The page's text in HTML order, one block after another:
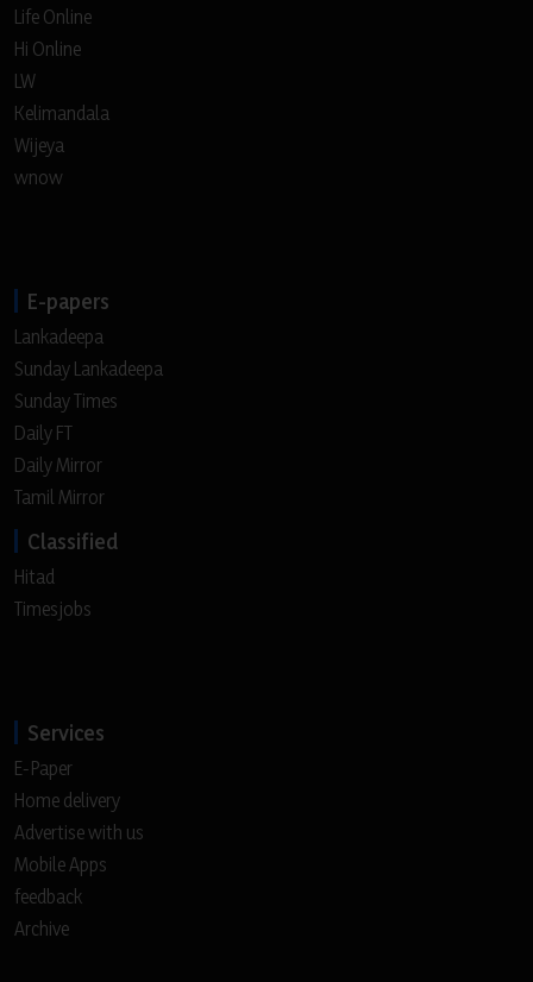
Life Online
Hi Online
LW
Kelimandala
Wijeya
wnow
E-papers
Lankadeepa
Sunday Lankadeepa
Sunday Times
Daily FT
Daily Mirror
Tamil Mirror
Classified
Hitad
Timesjobs
Services
E-Paper
Home delivery
Advertise with us
Mobile Apps
feedback
Archive